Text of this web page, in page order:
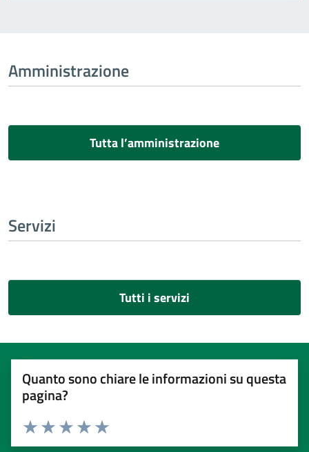
Amministrazione
Tutta l’amministrazione
Servizi
Tutti i servizi
Quanto sono chiare le informazioni su questa
pagina?
Valuta 5 stelle su 5
Valuta 4 stelle su 5
Valuta 3 stelle su 5
Valuta 2 stelle su 5
Valuta 1 stelle su 5